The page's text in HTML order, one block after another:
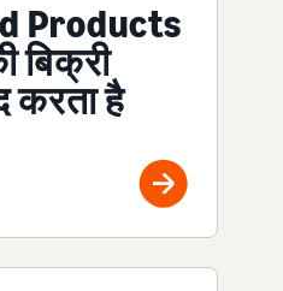
Products
बिक्री
करता है